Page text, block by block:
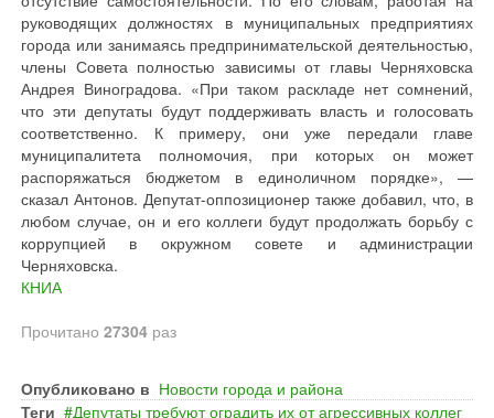
руководящих должностях в муниципальных предприятиях
города или занимаясь предпринимательской деятельностью,
члены Совета полностью зависимы от главы Черняховска
Андрея Виноградова. «При таком раскладе нет сомнений,
что эти депутаты будут поддерживать власть и голосовать
соответственно. К примеру, они уже передали главе
муниципалитета полномочия, при которых он может
распоряжаться бюджетом в единоличном порядке», —
сказал Антонов. Депутат-оппозиционер также добавил, что, в
любом случае, он и его коллеги будут продолжать борьбу с
коррупцией в окружном совете и администрации
Черняховска.
КНИА
Прочитано 27304 раз
Опубликовано в Новости города и района
Теги
Депутаты требуют оградить их от агрессивных коллег